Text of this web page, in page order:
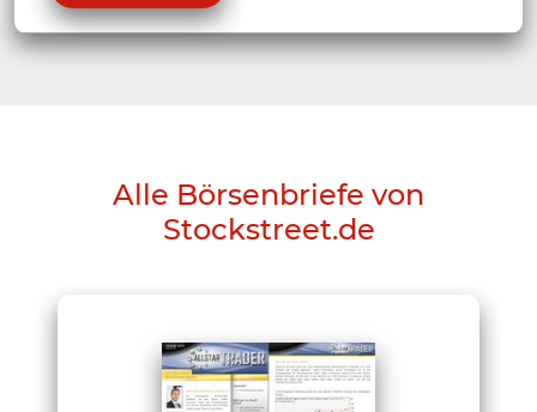
Alle Börsenbriefe von
Stockstreet.de